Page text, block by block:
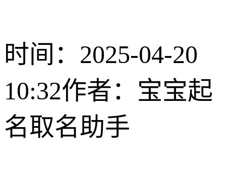
时间：2025-04-20
10:32作者：宝宝起
名取名助手